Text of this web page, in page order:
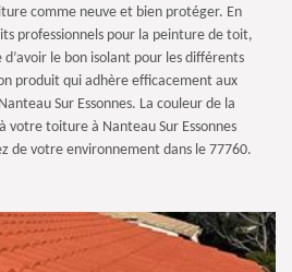
comme neuve et bien protéger. En
professionnels pour la peinture de toit,
le bon isolant pour les différents
produit qui adhère efficacement aux
Sur Essonnes. La couleur de la
votre toiture à Nanteau Sur Essonnes
de votre environnement dans le 77760.